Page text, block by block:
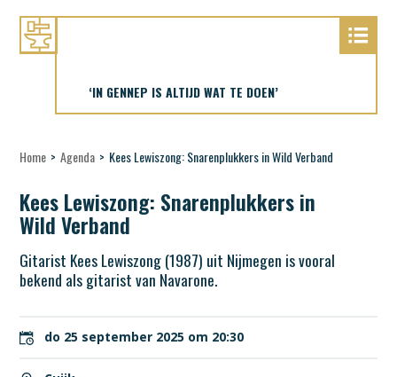
‘IN GENNEP IS ALTIJD WAT TE DOEN’
Home > Agenda > Kees Lewiszong: Snarenplukkers in Wild Verband
Kees Lewiszong: Snarenplukkers in
Wild Verband
Gitarist Kees Lewiszong (1987) uit Nijmegen is vooral
bekend als gitarist van Navarone.
do 25 september 2025 om 20:30